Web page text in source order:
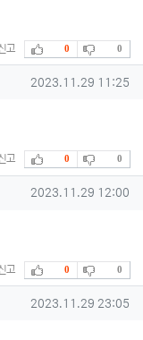
고 추천
0 비추천
0
작성일
2023.11.29 11:25
고 추천
0 비추천
0
작성일
2023.11.29 12:00
고 추천
0 비추천
0
작성일
2023.11.29 23:05